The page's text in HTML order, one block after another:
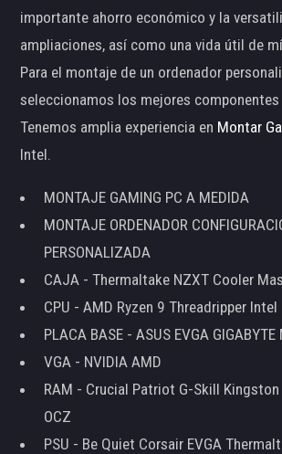
importante ahorro económico y la
ampliaciones, así como una vida útil de
Para el montaje de un ordenador
seleccionamos los mejores componentes
Tenemos amplia experiencia en Montar
Intel.
MONTAJE GAMING PC A MEDIDA
MONTAJE ORDENADOR
PERSONALIZADA
CAJA - Thermaltake NZXT Cooler
CPU - AMD Ryzen 9 Threadripper
PLACA BASE - ASUS EVGA GIGABYTE
VGA - NVIDIA AMD
RAM - Crucial Patriot G-Skill Kingston
OCZ
PSU - Be Quiet Corsair EVGA